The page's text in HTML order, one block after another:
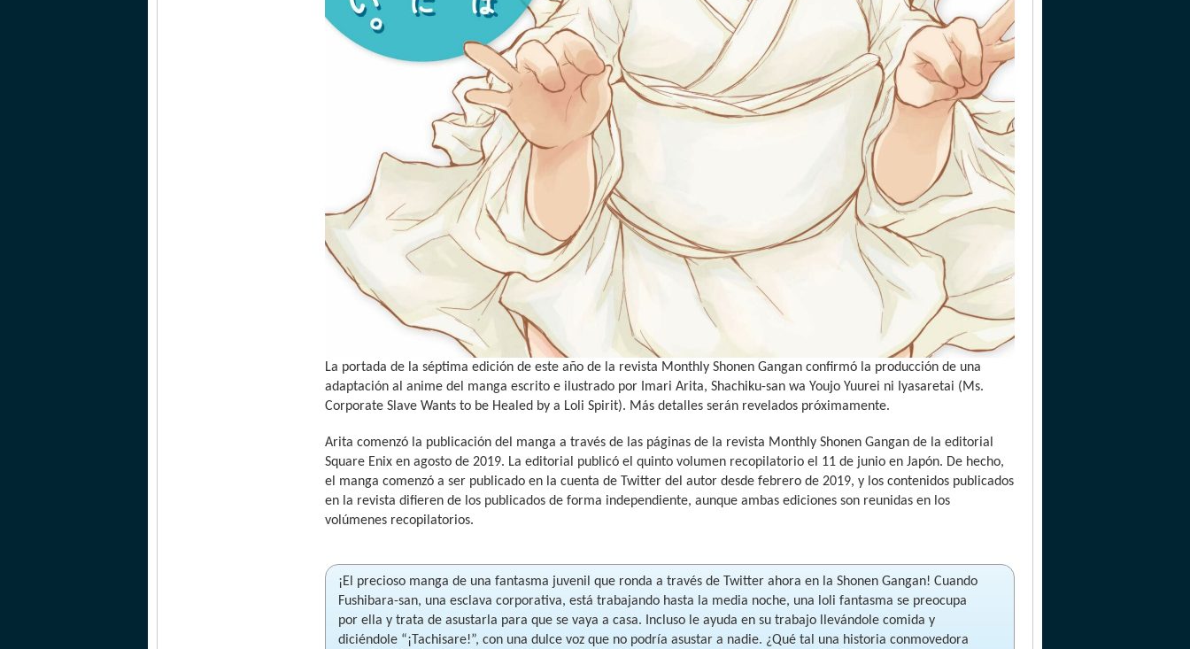
La portada de la séptima edición de este año de la revista Monthly Shonen Gangan confirmó la producción de una
adaptación al anime del manga escrito e ilustrado por Imari Arita, Shachiku-san wa Youjo Yuurei ni Iyasaretai (Ms.
Corporate Slave Wants to be Healed by a Loli Spirit). Más detalles serán revelados próximamente.
Arita comenzó la publicación del manga a través de las páginas de la revista Monthly Shonen Gangan de la editorial
Square Enix en agosto de 2019. La editorial publicó el quinto volumen recopilatorio el 11 de junio en Japón. De hecho,
el manga comenzó a ser publicado en la cuenta de Twitter del autor desde febrero de 2019, y los contenidos publicados
en la revista difieren de los publicados de forma independiente, aunque ambas ediciones son reunidas en los
volúmenes recopilatorios.
¡El precioso manga de una fantasma juvenil que ronda a través de Twitter ahora en la Shonen Gangan! Cuando
Fushibara-san, una esclava corporativa, está trabajando hasta la media noche, una loli fantasma se preocupa
por ella y trata de asustarla para que se vaya a casa. Incluso le ayuda en su trabajo llevándole comida y
diciéndole “¡Tachisare!”, con una dulce voz que no podría asustar a nadie. ¿Qué tal una historia conmovedora